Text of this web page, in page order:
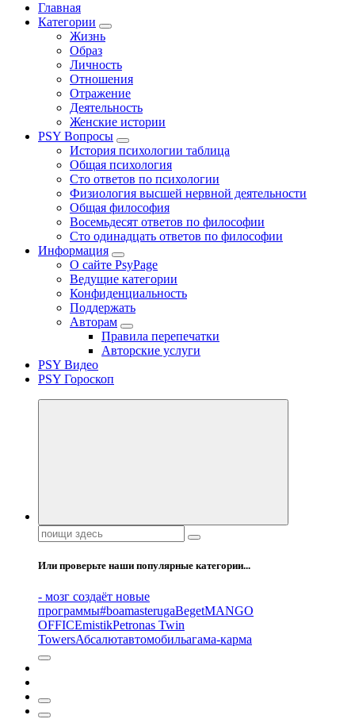
Главная
Категории
Жизнь
Образ
Личность
Отношения
Отражение
Деятельность
Женские истории
PSY Вопросы
История психологии таблица
Общая психология
Сто ответов по психологии
Физиология высшей нервной деятельности
Общая философия
Восемьдесят ответов по философии
Сто одинадцать ответов по философии
Информация
О сайте PsyPage
Ведущие категории
Конфиденциальность
Поддержать
Авторам
Правила перепечатки
Авторские услуги
PSY Видео
PSY Гороскоп
Поиск:
Или проверьте наши популярные категории...
- мозг создаёт новые
программы#boamasterugaBegetMANGO
OFFICEmistikPetronas Twin
TowersАбсалютавтомобильагама-карма